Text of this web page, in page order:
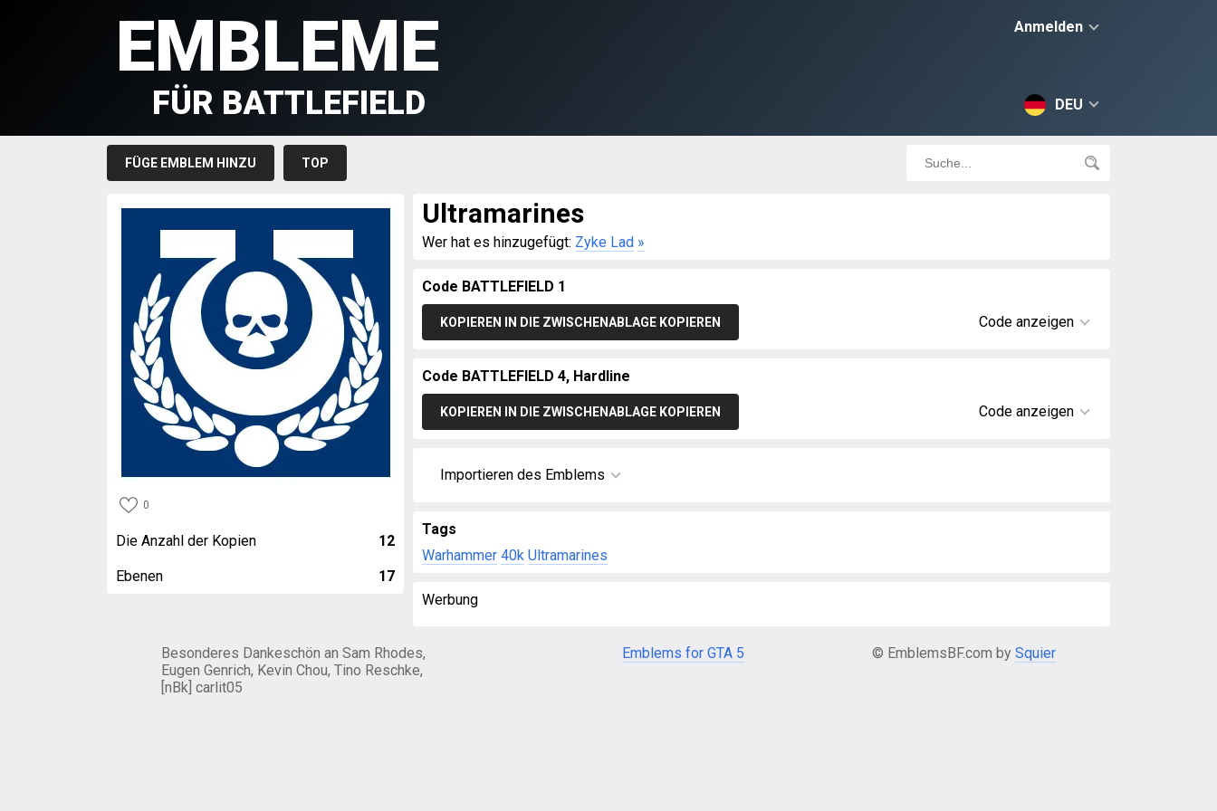
Anmelden
DEU
EMBLEME
FÜR BATTLEFIELD
FÜGE EMBLEM HINZU TOP
0
Die Anzahl der Kopien 12
Ebenen 17
Ultramarines
Wer hat es hinzugefügt: Zyke Lad »
Code BATTLEFIELD 1
KOPIEREN IN DIE ZWISCHENABLAGE KOPIEREN Code anzeigen
Code BATTLEFIELD 4, Hardline
KOPIEREN IN DIE ZWISCHENABLAGE KOPIEREN Code anzeigen
Importieren des Emblems
Tags
Warhammer 40k Ultramarines
Werbung
Besonderes Dankeschön an Sam Rhodes,
Eugen Genrich, Kevin Chou, Tino Reschke,
[nBk] carlit05
Emblems for GTA 5 © EmblemsBF.com by Squier